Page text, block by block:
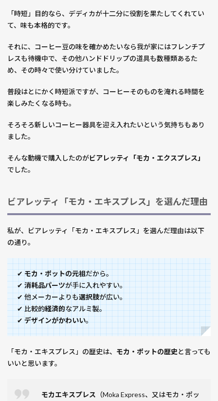
カ・
コー
ー」
の違
「モ
カ・
スプ
レ
を買
って
みて
こと
モ
カ・
ヒー
の味
は？
エス
プレ
ッソ
との
違い
2.2
かっ
「時短」目的なら、デディカが十二分に役割を果たしてくれてい
て、味も本格的です。
それに、コーヒー豆の味を確かめたいなら我が家にはフレンチプ
レスも待機中で、その他ハンドドリップの道具も数種類あるた
め、その時々で使い分けていました。
普段はとにかく時短派ですが、コーヒーそのものを淹れる時間を
楽しみたくなる時も。
そろそろ新しいコーヒー器具を迎え入れたいという気持ちもあり
ました。
そんな動機で購入したのがビアレッティ「モカ・エクスプレス」
でした。
ビアレッティ「モカ・エキスプレス」を選んだ理由
私が、ビアレッティ「モカ・エキスプレス」を選んだ理由は以下
の通り。
✔モカ・ポットの元祖だから。
✔消耗品パーツが手に入れやすい。
✔ 他メーカーよりも選択肢が広い。
✔ 比較的経済的なアルミ製。
✔デザインがかわいい。
「モカ・エキスプレス」の歴史は、 モカ・ポットの歴史と言っても
いいと思います。
モカエキスプレス （Moka Express、又はモカ・ポッ